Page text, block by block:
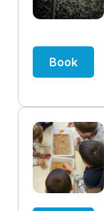
Book